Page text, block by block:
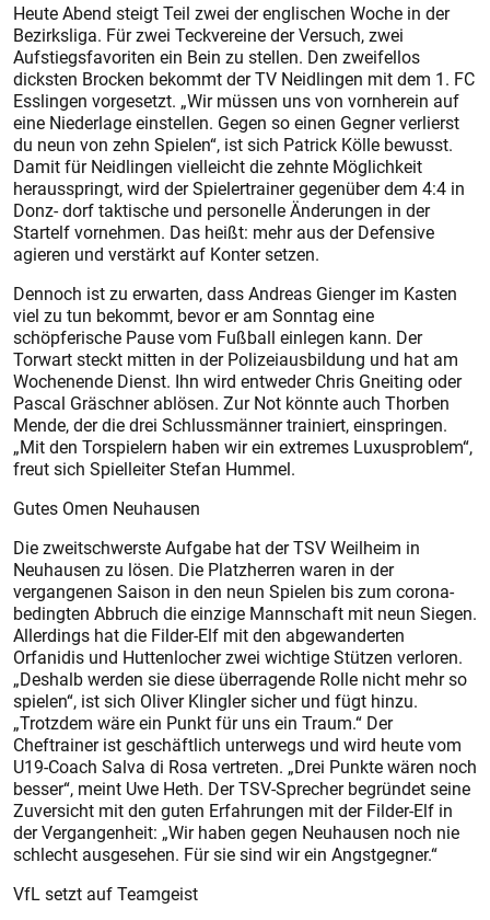
Heute Abend steigt Teil zwei der englischen Woche in der
Bezirksliga. Für zwei Teckvereine der Versuch, zwei
Aufstiegsfavoriten ein Bein zu stellen. Den zweifellos
dicksten Brocken bekommt der TV Neidlingen mit dem 1. FC
Esslingen vorgesetzt. „Wir müssen uns von vornherein auf
eine Niederlage einstellen. Gegen so einen Gegner verlierst
du neun von zehn Spielen“, ist sich Patrick Kölle bewusst.
Damit für Neidlingen vielleicht die zehnte Möglichkeit
herausspringt, wird der Spielertrainer gegenüber dem 4:4 in
Donz- dorf taktische und personelle Änderungen in der
Startelf vornehmen. Das heißt: mehr aus der Defensive
agieren und verstärkt auf Konter setzen.
Dennoch ist zu erwarten, dass Andreas Gienger im Kasten
viel zu tun bekommt, bevor er am Sonntag eine
schöpferische Pause vom Fußball einlegen kann. Der
Torwart steckt mitten in der Polizeiausbildung und hat am
Wochenende Dienst. Ihn wird entweder Chris Gneiting oder
Pascal Gräschner ablösen. Zur Not könnte auch Thorben
Mende, der die drei Schlussmänner trainiert, einspringen.
„Mit den Torspielern haben wir ein extremes Luxusproblem“,
freut sich Spielleiter Stefan Hummel.
Gutes Omen Neuhausen
Die zweitschwerste Aufgabe hat der TSV Weilheim in
Neuhausen zu lösen. Die Platzherren waren in der
vergangenen Saison in den neun Spielen bis zum corona-
bedingten Abbruch die einzige Mannschaft mit neun Siegen.
Allerdings hat die Filder-Elf mit den abgewanderten
Orfanidis und Huttenlocher zwei wichtige Stützen verloren.
„Deshalb werden sie diese überragende Rolle nicht mehr so
spielen“, ist sich Oliver Klingler sicher und fügt hinzu.
„Trotzdem wäre ein Punkt für uns ein Traum.“ Der
Cheftrainer ist geschäftlich unterwegs und wird heute vom
U19-Coach Salva di Rosa vertreten. „Drei Punkte wären noch
besser“, meint Uwe Heth. Der TSV-Sprecher begründet seine
Zuversicht mit den guten Erfahrungen mit der Filder-Elf in
der Vergangenheit: „Wir haben gegen Neuhausen noch nie
schlecht ausgesehen. Für sie sind wir ein Angstgegner.“
VfL setzt auf Teamgeist